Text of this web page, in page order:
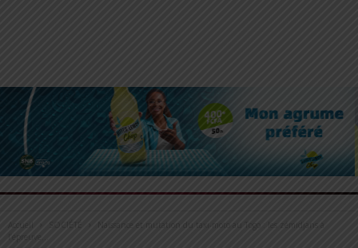
Accueil
Naissance et mutation du taxi-moto au Togo : les zémidjans à
l’épreuve...